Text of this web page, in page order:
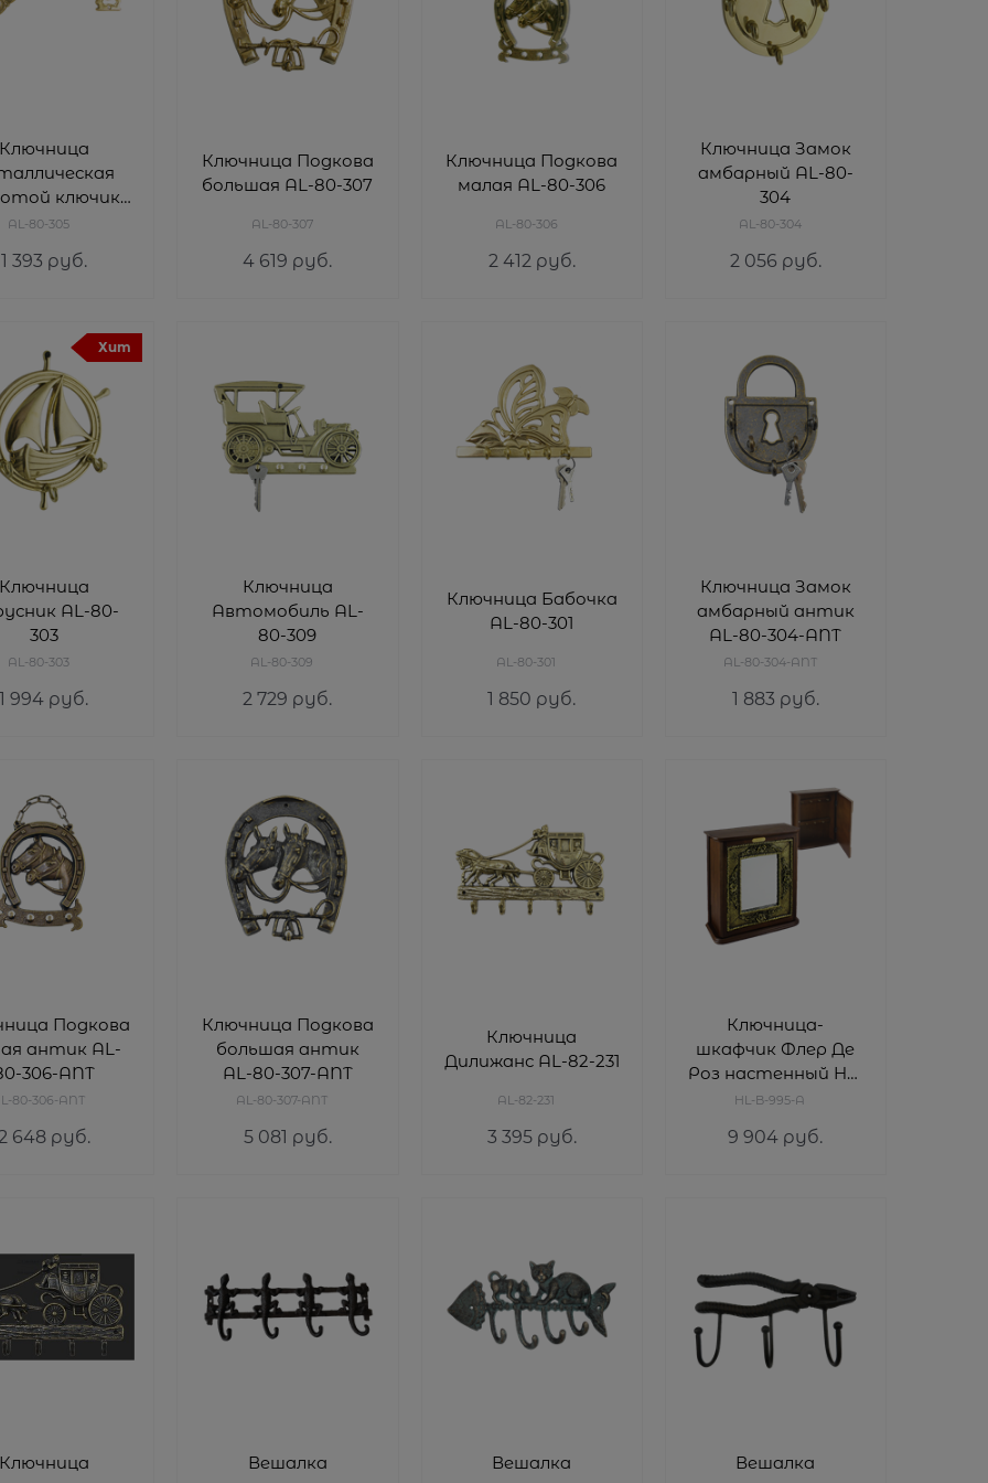
ключик
AL-80-305
AL-80-305
1 393 руб.
Ключница Подкова
большая AL-80-307
AL-80-307
4 619 руб.
Ключница Подкова
малая AL-80-306
AL-80-306
2 412 руб.
Ключница Замок
амбарный AL-80-
304
AL-80-304
2 056 руб.
Хит
AL-80-
303
AL-80-303
1 994 руб.
Ключница
Автомобиль AL-
80-309
AL-80-309
2 729 руб.
Ключница Бабочка
AL-80-301
AL-80-301
1 850 руб.
Ключница Замок
амбарный антик
AL-80-304-ANT
AL-80-304-ANT
1 883 руб.
Подкова
антик AL-
306-ANT
80-306-ANT
648 руб.
Ключница Подкова
большая антик
AL-80-307-ANT
AL-80-307-ANT
5 081 руб.
Ключница
Дилижанс AL-82-231
AL-82-231
3 395 руб.
Ключница-
шкафчик Флер Де
Роз настенный HL-
B-995-A
HL-B-995-A
9 904 руб.
Вешалка
Вешалка
Вешалка